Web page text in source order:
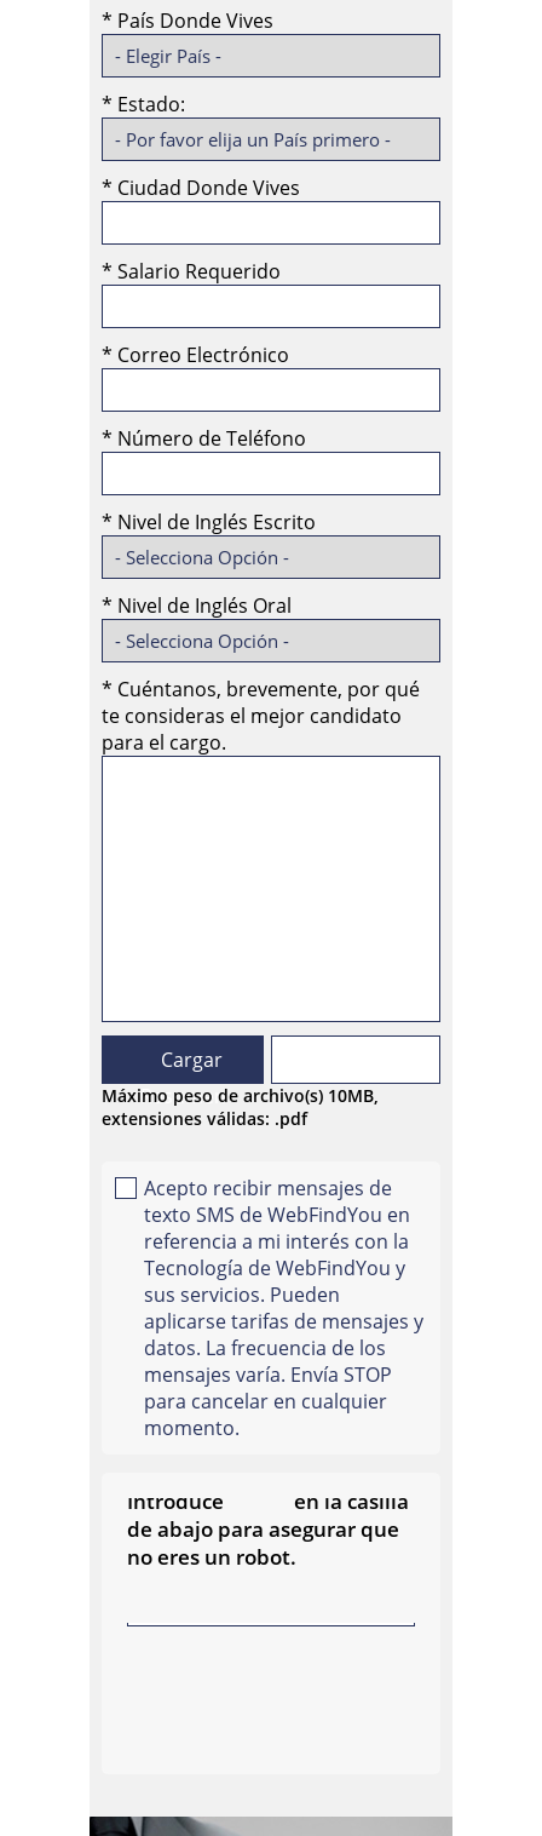
* País Donde Vives
* Estado:
* Ciudad Donde Vives
* Salario Requerido
* Correo Electrónico
* Número de Teléfono
* Nivel de Inglés Escrito
* Nivel de Inglés Oral
* Cuéntanos, brevemente, por qué
te consideras el mejor candidato
para el cargo.
Cargar
Resumen
Máximo peso de archivo(s) 10MB,
extensiones válidas: .pdf
Acepto recibir mensajes de
texto SMS de WebFindYou en
referencia a mi interés con la
Tecnología de WebFindYou y
sus servicios. Pueden
aplicarse tarifas de mensajes y
datos. La frecuencia de los
mensajes varía. Envía STOP
para cancelar en cualquier
momento.
Introduce
en la casilla
de abajo para asegurar que
no eres un robot.